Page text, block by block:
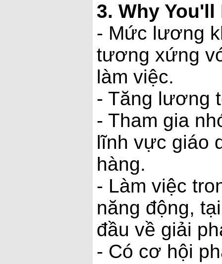
3. Why
- Mức lương
tương xứng
làm việc.
- Tăng lương
- Tham gia
lĩnh vực giáo
hàng.
- Làm việc
năng động,
đầu về giải
- Có cơ hội